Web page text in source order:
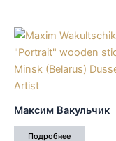
Максим Вакульчик
Подробнее